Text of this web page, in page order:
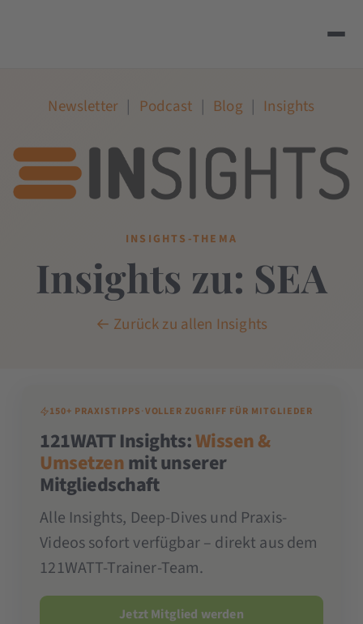
Newsletter | Podcast | Blog | Insights
INSIGHTS-THEMA
Insights zu: SEA
← Zurück zu allen Insights
150+ PRAXISTIPPS·VOLLER ZUGRIFF FÜR MITGLIEDER
121WATT Insights:Wissen &
Umsetzenmit unserer
Mitgliedschaft
Alle Insights, Deep-Dives und Praxis-
Videos sofort verfügbar – direkt aus dem
121WATT-Trainer-Team.
Jetzt Mitglied werden